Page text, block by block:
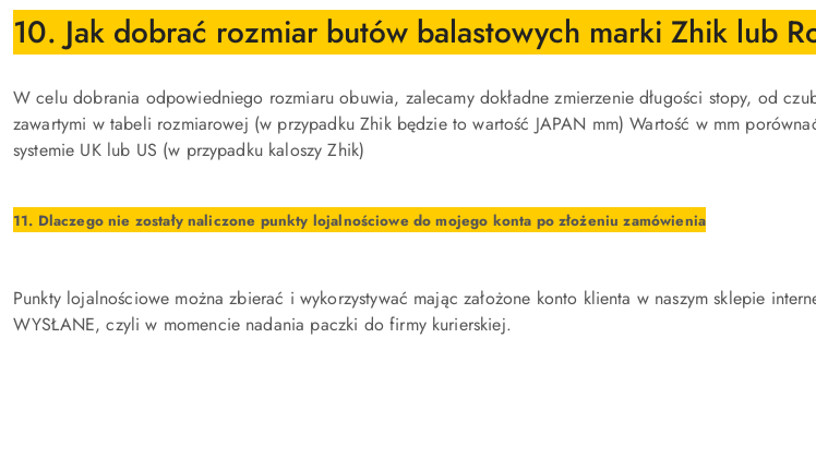
10. Jak dobrać rozmiar butów balastowych marki Zhik lub
W celu dobrania odpowiedniego rozmiaru obuwia, zalecamy dokładne zmierzenie długości stopy, od
zawartymi w tabeli rozmiarowej (w przypadku Zhik będzie to wartość JAPAN mm) Wartość w mm
systemie UK lub US (w przypadku kaloszy Zhik)
11. Dlaczego nie zostały naliczone punkty lojalnościowe do mojego konta po złożeniu zamówienia
Punkty lojalnościowe można zbierać i wykorzystywać mając założone konto klienta w naszym sklepie
WYSŁANE, czyli w momencie nadania paczki do firmy kurierskiej.